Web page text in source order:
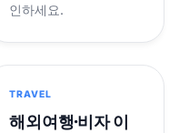
인하세요.
TRAVEL
해외여행·비자 이